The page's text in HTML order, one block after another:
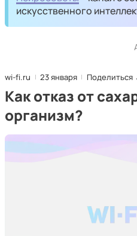
искусственного
wi-fi.ru 23 января Поделиться
Как отказ от
организм?